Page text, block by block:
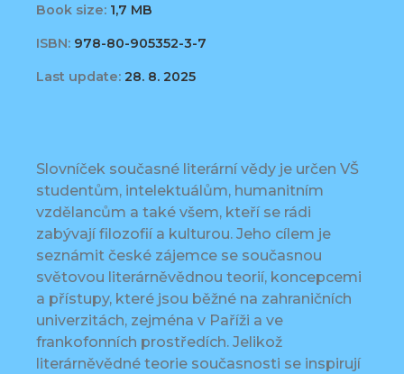
Book size: 1,7 MB
ISBN: 978-80-905352-3-7
Last update: 28. 8. 2025
Slovníček současné literární vědy je určen VŠ
studentům, intelektuálům, humanitním
vzdělancům a také všem, kteří se rádi
zabývají filozofií a kulturou. Jeho cílem je
seznámit české zájemce se současnou
světovou literárněvědnou teorií, koncepcemi
a přístupy, které jsou běžné na zahraničních
univerzitách, zejména v Paříži a ve
frankofonních prostředích. Jelikož
literárněvědné teorie současnosti se inspirují